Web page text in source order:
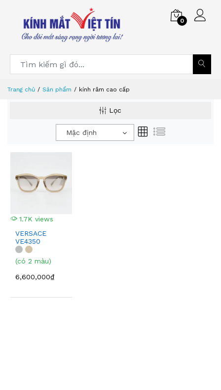
0
Trang chủ Sản phẩm kính râm cao cấp
Lọc
Mặc định
1.7K views
VERSACE
VE4350
(có 2 màu)
6,600,000₫